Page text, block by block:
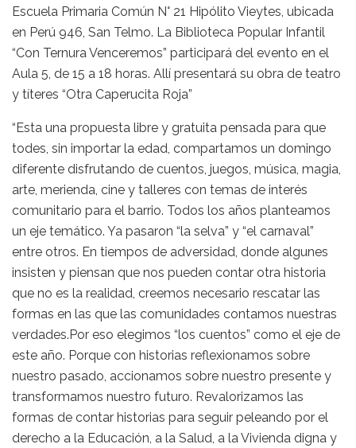
Escuela Primaria Común N° 21 Hipólito Vieytes, ubicada
en Perú 946, San Telmo. La Biblioteca Popular Infantil
“Con Ternura Venceremos” participará del evento en el
Aula 5, de 15 a 18 horas. Allí presentará su obra de teatro
y títeres “Otra Caperucita Roja”
“Esta una propuesta libre y gratuita pensada para que
todes, sin importar la edad, compartamos un domingo
diferente disfrutando de cuentos, juegos, música, magia,
arte, merienda, cine y talleres con temas de interés
comunitario para el barrio. Todos los años planteamos
un eje temático. Ya pasaron “la selva” y “el carnaval”
entre otros. En tiempos de adversidad, donde algunes
insisten y piensan que nos pueden contar otra historia
que no es la realidad, creemos necesario rescatar las
formas en las que las comunidades contamos nuestras
verdades.Por eso elegimos “los cuentos” como el eje de
este año. Porque con historias reflexionamos sobre
nuestro pasado, accionamos sobre nuestro presente y
transformamos nuestro futuro. Revalorizamos las
formas de contar historias para seguir peleando por el
derecho a la Educación, a la Salud, a la Vivienda digna y